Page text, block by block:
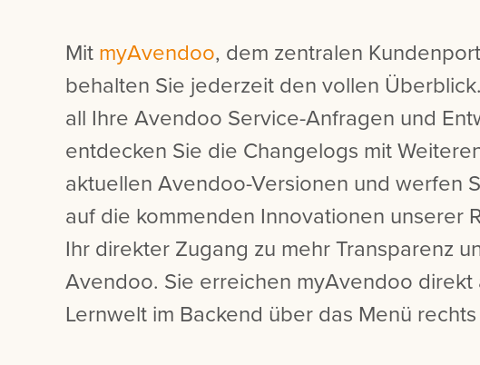
MitmyAvendoo, dem zentralen
behalten Sie jederzeit den vollen
all Ihre Avendoo Service-Anfragen und
entdecken Sie die Changelogs mit
aktuellen Avendoo-Versionen und werfen
auf die kommenden Innovationen unserer
Ihr direkter Zugang zu mehr Transparenz
Avendoo. Sie erreichen myAvendoo
Lernwelt im Backend über das Menü